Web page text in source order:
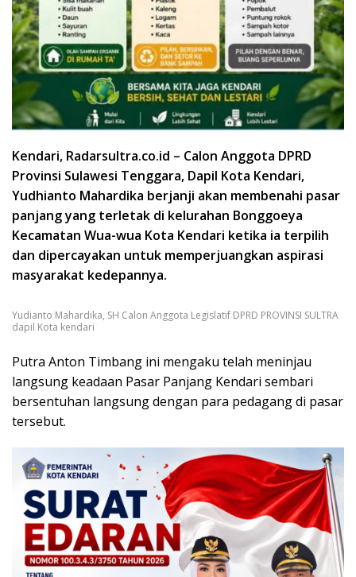
Kendari, Radarsultra.co.id – Calon Anggota DPRD
Provinsi Sulawesi Tenggara, Dapil Kota Kendari,
Yudhianto Mahardika berjanji akan membenahi pasar
panjang yang terletak di kelurahan Bonggoeya
Kecamatan Wua-wua Kota Kendari ketika ia terpilih
dan dipercayakan untuk memperjuangkan aspirasi
masyarakat kedepannya.
Yudianto Mahardika, SH Calon Anggota Legislatif DPRD PROVINSI SULTRA
dapil Kota kendari
Putra Anton Timbang ini mengaku telah meninjau
langsung keadaan Pasar Panjang Kendari sembari
bersentuhan langsung dengan para pedagang di pasar
tersebut.